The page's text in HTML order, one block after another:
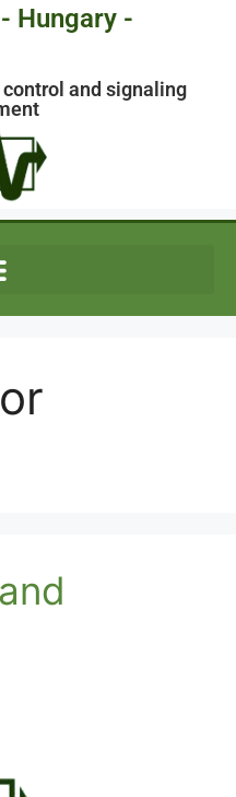
Hungary -
and signaling